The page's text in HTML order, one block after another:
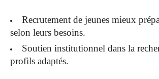
Recrutement de jeunes mieux
selon leurs besoins.
Soutien institutionnel dans la
profils adaptés.